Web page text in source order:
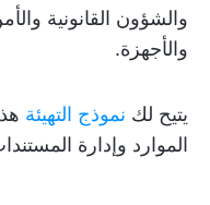
والشؤون القانونية
والأجهزة.
يتيح لك نموذج التهيئة
الموارد وإدارة